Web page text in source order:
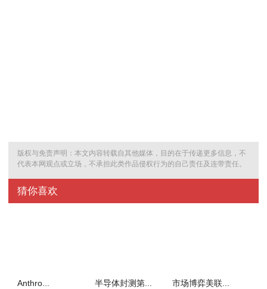
版权与免责声明：本文内容转载自其他媒体，目的在于传递更多信息，不
代表本网观点或立场，不承担此类作品侵权行为的自己责任及连带责任。
猜你喜欢
Anthro... 半导体封测第... 市场博弈美联...